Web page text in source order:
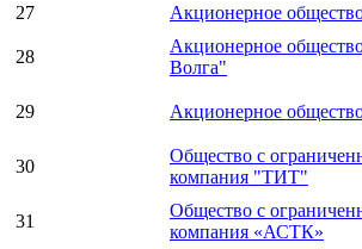
27 Акционерное
28
Акционерное
Волга"
29 Акционерное
30
Общество с
компания "ТИТ"
31
Общество с
компания «АСТК»